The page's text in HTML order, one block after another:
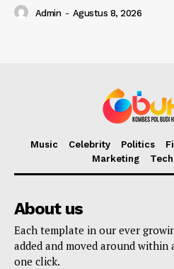
Admin - Agustus 8, 2026
Music Celebrity Politics
Marketing
Tech
About us
Each template in our ever
added and moved around
one click.